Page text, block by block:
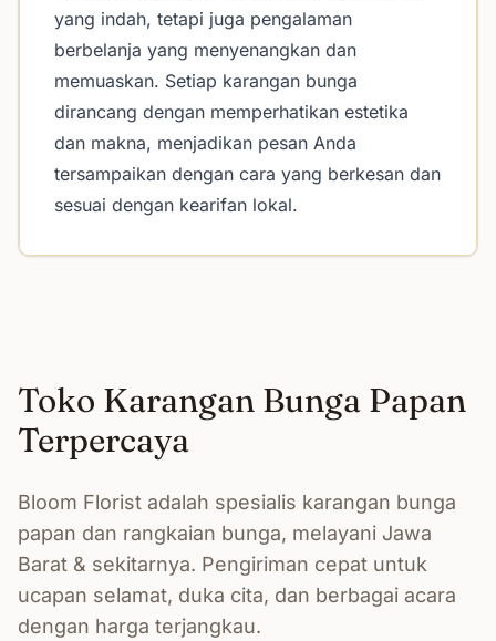
yang indah, tetapi juga pengalaman
berbelanja yang menyenangkan dan
memuaskan. Setiap karangan bunga
dirancang dengan memperhatikan estetika
dan makna, menjadikan pesan Anda
tersampaikan dengan cara yang berkesan dan
sesuai dengan kearifan lokal.
Toko Karangan Bunga Papan
Terpercaya
Bloom Florist adalah spesialis karangan bunga
papan dan rangkaian bunga, melayani Jawa
Barat & sekitarnya. Pengiriman cepat untuk
ucapan selamat, duka cita, dan berbagai acara
dengan harga terjangkau.